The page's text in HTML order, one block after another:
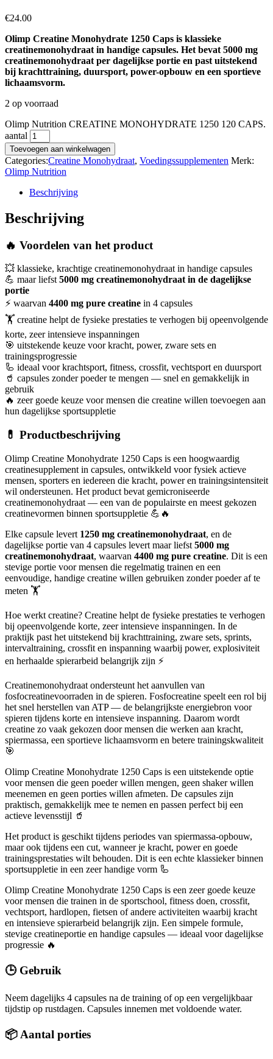
€24.00
Olimp Creatine Monohydrate 1250 Caps is klassieke
creatinemonohydraat in handige capsules. Het bevat 5000 mg
creatinemonohydraat per dagelijkse portie en past uitstekend
bij krachttraining, duursport, power-opbouw en een sportieve
lichaamsvorm.
2 op voorraad
Olimp Nutrition CREATINE MONOHYDRATE 1250 120 CAPS.
aantal
Toevoegen aan winkelwagen
Categories:Creatine Monohydraat, Voedingssupplementen Merk:
Olimp Nutrition
Beschrijving
Beschrijving
🔥 Voordelen van het product
💥 klassieke, krachtige creatinemonohydraat in handige capsules
💪 maar liefst5000 mg creatinemonohydraat in de dagelijkse
portie
⚡ waarvan 4400 mg pure creatine in 4 capsules
🏋️ creatine helpt de fysieke prestaties te verhogen bij opeenvolgende
korte, zeer intensieve inspanningen
🎯 uitstekende keuze voor kracht, power, zware sets en
trainingsprogressie
🦾 ideaal voor krachtsport, fitness, crossfit, vechtsport en duursport
🥤 capsules zonder poeder te mengen — snel en gemakkelijk in
gebruik
🔥 zeer goede keuze voor mensen die creatine willen toevoegen aan
hun dagelijkse sportsuppletie
💊 Productbeschrijving
Olimp Creatine Monohydrate 1250 Caps is een hoogwaardig
creatinesupplement in capsules, ontwikkeld voor fysiek actieve
mensen, sporters en iedereen die kracht, power en trainingsintensiteit
wil ondersteunen. Het product bevat gemicroniseerde
creatinemonohydraat — een van de populairste en meest gekozen
creatinevormen binnen sportsuppletie 💪🔥
Elke capsule levert 1250 mg creatinemonohydraat, en de
dagelijkse portie van 4 capsules levert maar liefst 5000 mg
creatinemonohydraat, waarvan 4400 mg pure creatine. Dit is een
stevige portie voor mensen die regelmatig trainen en een
eenvoudige, handige creatine willen gebruiken zonder poeder af te
meten 🏋️
Hoe werkt creatine? Creatine helpt de fysieke prestaties te verhogen
bij opeenvolgende korte, zeer intensieve inspanningen. In de
praktijk past het uitstekend bij krachttraining, zware sets, sprints,
intervaltraining, crossfit en inspanning waarbij power, explosiviteit
en herhaalde spierarbeid belangrijk zijn ⚡
Creatinemonohydraat ondersteunt het aanvullen van
fosfocreatinevoorraden in de spieren. Fosfocreatine speelt een rol bij
het snel herstellen van ATP — de belangrijkste energiebron voor
spieren tijdens korte en intensieve inspanning. Daarom wordt
creatine zo vaak gekozen door mensen die werken aan kracht,
spiermassa, een sportieve lichaamsvorm en betere trainingskwaliteit
🎯
Olimp Creatine Monohydrate 1250 Caps is een uitstekende optie
voor mensen die geen poeder willen mengen, geen shaker willen
meenemen en geen porties willen afmeten. De capsules zijn
praktisch, gemakkelijk mee te nemen en passen perfect bij een
actieve levensstijl 🥤
Het product is geschikt tijdens periodes van spiermassa-opbouw,
maar ook tijdens een cut, wanneer je kracht, power en goede
trainingsprestaties wilt behouden. Dit is een echte klassieker binnen
sportsuppletie in een zeer handige vorm 🦾
Olimp Creatine Monohydrate 1250 Caps is een zeer goede keuze
voor mensen die trainen in de sportschool, fitness doen, crossfit,
vechtsport, hardlopen, fietsen of andere activiteiten waarbij kracht
en intensieve spierarbeid belangrijk zijn. Een simpele formule,
stevige creatineportie en handige capsules — ideaal voor dagelijkse
progressie 🔥
🕒 Gebruik
Neem dagelijks 4 capsules na de training of op een vergelijkbaar
tijdstip op rustdagen. Capsules innemen met voldoende water.
📦 Aantal porties